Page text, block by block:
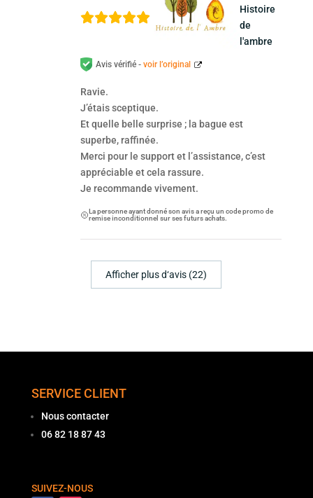
Histoire
de
l'ambre
Avis vérifié - voir l’original
Ravie.
J’étais sceptique.
Et quelle belle surprise ; la bague est
superbe, raffinée.
Merci pour le support et l’assistance, c’est
appréciable et cela rassure.
Je recommande vivement.
La personne ayant donné son avis a reçu un code promo de
remise inconditionnel sur ses futurs achats.
Afficher plus d‘avis (22)
SERVICE CLIENT
Nous contacter
06 82 18 87 43
SUIVEZ-NOUS